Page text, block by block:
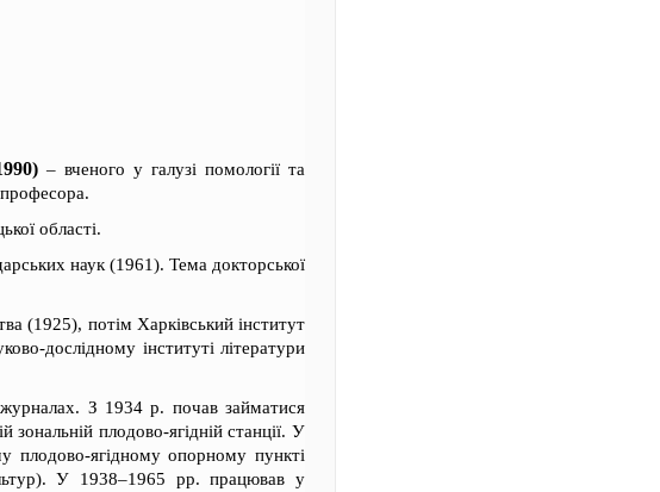
– вченого у галузі помології та
професора.
області.
наук (1961). Тема докторської
(1925), потім Харківський інститут
дослідному інституті літератури
журналах. З 1934 р. почав займатися
плодово-ягідній станції. У
плодово-ягідному опорному пункті
У 1938–1965 рр. працював у